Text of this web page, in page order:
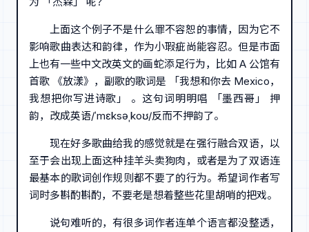
上面这个例子不是什么罪不容恕的事情，因为它不
影响歌曲表达和韵律，作为小瑕疵尚能容忍。但是市面
上也有一些中文改英文的画蛇添足行为，比如 A 公馆有
首歌 《放漾》，副歌的歌词是 「我想和你去 Mexico，
我想把你写进诗歌」 。这句词明明唱 「墨西哥」 押
韵，改成英语/ˈmɛksəˌkoʊ/反而不押韵了。
现在好多歌曲给我的感觉就是在强行融合双语，以
至于会出现上面这种挂羊头卖狗肉，或者是为了双语连
最基本的歌词创作规则都不要了的行为。希望词作者写
词时多斟酌斟酌，不要老是想着整些花里胡哨的把戏。
说句难听的，有很多词作者连单个语言都没整透，